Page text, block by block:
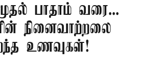
பாதாம் வரை...
நினைவாற்றலை
உணவுகள்!